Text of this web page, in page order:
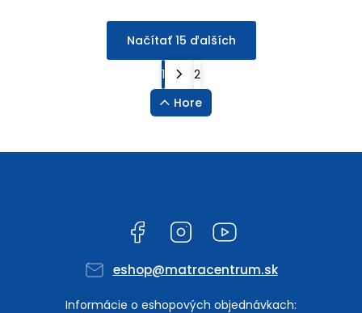
Načítať 15 ďalších
1
2
Hore
Facebook Instagram
eshop@matracentrum.sk